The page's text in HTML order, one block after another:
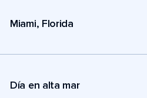
Miami, Florida
Día en alta mar